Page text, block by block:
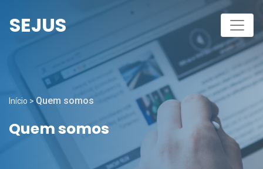
SEJUS
Início >Quem somos
Quem somos